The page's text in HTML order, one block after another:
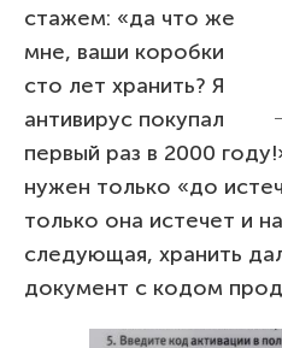
стажем: «да что же
мне, ваши коробки
сто лет хранить? Я
антивирус покупал
первый раз в 2000
нужен только «до
только она истечет и
следующая, хранить
документ с кодом